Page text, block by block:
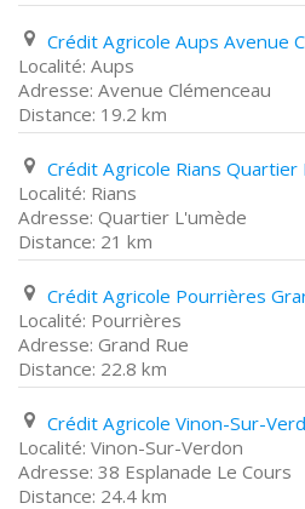
Aups
Avenue Clémenceau
19.2 km
Rians
Quartier L'umède
21 km
Pourrières
Grand Rue
22.8 km
Vinon-Sur-Verdon
38 Esplanade Le Cours
24.4 km